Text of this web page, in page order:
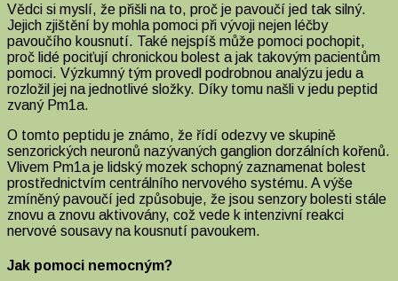
Vědci si myslí, že přišli na to, proč je pavoučí jed tak silný.
Jejich zjištění by mohla pomoci při vývoji nejen léčby
pavoučího kousnutí. Také nejspíš může pomoci pochopit,
proč lidé pociťují chronickou bolest a jak takovým pacientům
pomoci. Výzkumný tým provedl podrobnou analýzu jedu a
rozložil jej na jednotlivé složky. Díky tomu našli v jedu peptid
zvaný Pm1a.
O tomto peptidu je známo, že řídí odezvy ve skupině
senzorických neuronů nazývaných ganglion dorzálních kořenů.
Vlivem Pm1a je lidský mozek schopný zaznamenat bolest
prostřednictvím centrálního nervového systému. A výše
zmíněný pavoučí jed způsobuje, že jsou senzory bolesti stále
znovu a znovu aktivovány, což vede k intenzivní reakci
nervové sousavy na kousnutí pavoukem.
Jak pomoci nemocným?